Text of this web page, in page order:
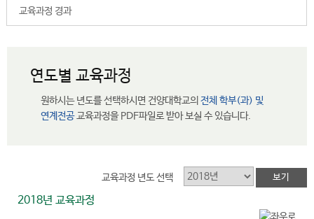
교육과정 경과
연도별 교육과정
원하시는 년도를 선택하시면 건양대학교의 전체 학부(과) 및
연계전공교육과정을 PDF파일로 받아 보실 수 있습니다.
필
교육과정 년도 선택
2018년 교육과정